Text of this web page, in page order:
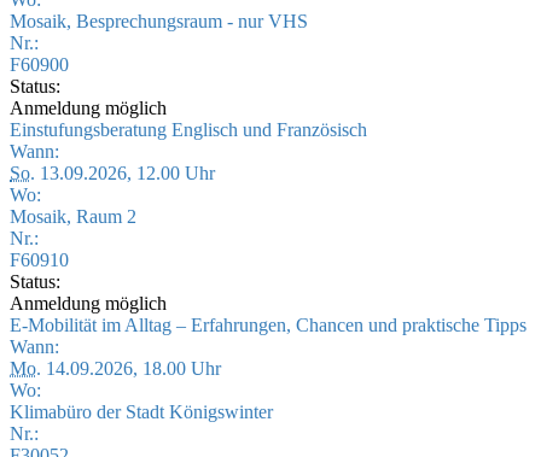
Mosaik, Besprechungsraum - nur VHS
Nr.:
F60900
Status:
Anmeldung möglich
Einstufungsberatung Englisch und Französisch
Wann:
So. 13.09.2026, 12.00 Uhr
Wo:
Mosaik, Raum 2
Nr.:
F60910
Status:
Anmeldung möglich
E-Mobilität im Alltag – Erfahrungen, Chancen und praktische Tipps
Wann:
Mo. 14.09.2026, 18.00 Uhr
Wo:
Klimabüro der Stadt Königswinter
Nr.: